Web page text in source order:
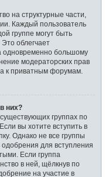
на структурные части,
Каждый пользователь
группе могут быть
облегчает
одновременно большому
модераторских прав
к приватным форумам.
них?
группах по
вы хотите вступить в
Однако не все группы
для вступления
Если группа
в ней, щёлкнув по
на участие в